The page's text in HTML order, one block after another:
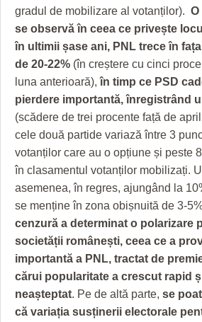
gradul de mobilizare al votanților). O
se observă în ceea ce privește
în ultimii șase ani, PNL trece în
de 20-22% (în creștere cu cinci
luna anterioară), în timp ce PSD
pierdere importantă, înregistrând
(scădere de trei procente față de
cele două partide variază între 3
votanților care au o opțiune și peste
în clasamentul votanților mobilizați.
asemenea, în regres, ajungând la
se menține în zona obișnuită de 3-
cenzură a determinat o polarizare
societății românești, ceea ce a
importantă a PNL, tractat de
cărui popularitate a crescut rapid
neașteptat. Pe de altă parte, se
că variația susținerii electorale